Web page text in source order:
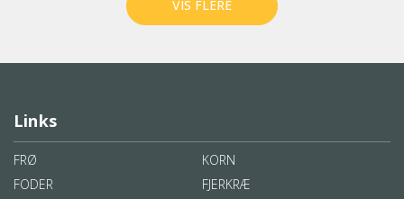
VIS FLERE
Links
FRØ
KORN
FODER
FJERKRÆ